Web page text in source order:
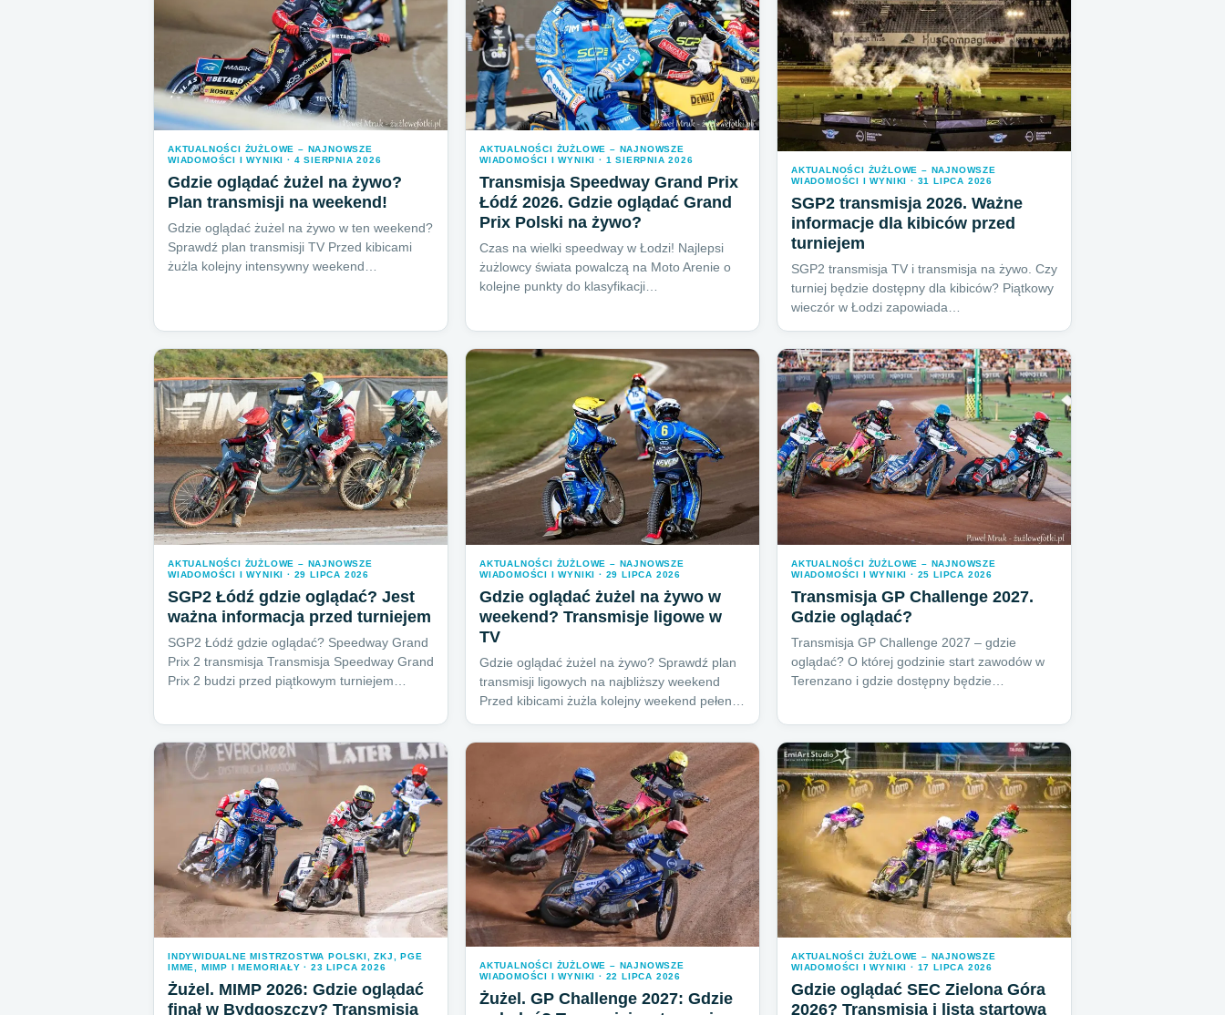
AKTUALNOŚCI ŻUŻLOWE – NAJNOWSZE
WIADOMOŚCI I WYNIKI · 4 SIERPNIA 2026
Gdzie oglądać żużel na żywo?
Plan transmisji na weekend!
Gdzie oglądać żużel na żywo w ten weekend?
Sprawdź plan transmisji TV Przed kibicami
żużla kolejny intensywny weekend…
AKTUALNOŚCI ŻUŻLOWE – NAJNOWSZE
WIADOMOŚCI I WYNIKI · 1 SIERPNIA 2026
Transmisja Speedway Grand Prix
Łódź 2026. Gdzie oglądać Grand
Prix Polski na żywo?
Czas na wielki speedway w Łodzi! Najlepsi
żużlowcy świata powalczą na Moto Arenie o
kolejne punkty do klasyfikacji…
AKTUALNOŚCI ŻUŻLOWE – NAJNOWSZE
WIADOMOŚCI I WYNIKI · 31 LIPCA 2026
SGP2 transmisja 2026. Ważne
informacje dla kibiców przed
turniejem
SGP2 transmisja TV i transmisja na żywo. Czy
turniej będzie dostępny dla kibiców? Piątkowy
wieczór w Łodzi zapowiada…
AKTUALNOŚCI ŻUŻLOWE – NAJNOWSZE
WIADOMOŚCI I WYNIKI · 29 LIPCA 2026
SGP2 Łódź gdzie oglądać? Jest
ważna informacja przed turniejem
SGP2 Łódź gdzie oglądać? Speedway Grand
Prix 2 transmisja Transmisja Speedway Grand
Prix 2 budzi przed piątkowym turniejem…
AKTUALNOŚCI ŻUŻLOWE – NAJNOWSZE
WIADOMOŚCI I WYNIKI · 29 LIPCA 2026
Gdzie oglądać żużel na żywo w
weekend? Transmisje ligowe w
TV
Gdzie oglądać żużel na żywo? Sprawdź plan
transmisji ligowych na najbliższy weekend
Przed kibicami żużla kolejny weekend pełen…
AKTUALNOŚCI ŻUŻLOWE – NAJNOWSZE
WIADOMOŚCI I WYNIKI · 25 LIPCA 2026
Transmisja GP Challenge 2027.
Gdzie oglądać?
Transmisja GP Challenge 2027 – gdzie
oglądać? O której godzinie start zawodów w
Terenzano i gdzie dostępny będzie…
INDYWIDUALNE MISTRZOSTWA POLSKI, ZKJ, PGE
IMME, MIMP I MEMORIAŁY · 23 LIPCA 2026
Żużel. MIMP 2026: Gdzie oglądać
finał w Bydgoszczy? Transmisja
AKTUALNOŚCI ŻUŻLOWE – NAJNOWSZE
WIADOMOŚCI I WYNIKI · 22 LIPCA 2026
Żużel. GP Challenge 2027: Gdzie
AKTUALNOŚCI ŻUŻLOWE – NAJNOWSZE
WIADOMOŚCI I WYNIKI · 17 LIPCA 2026
Gdzie oglądać SEC Zielona Góra
2026? Transmisja i lista startowa